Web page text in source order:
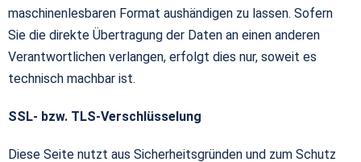
maschinenlesbaren Format aushändigen zu lassen. Sofern
Sie die direkte Übertragung der Daten an einen anderen
Verantwortlichen verlangen, erfolgt dies nur, soweit es
technisch machbar ist.
SSL- bzw. TLS-Verschlüsselung
Diese Seite nutzt aus Sicherheitsgründen und zum Schutz